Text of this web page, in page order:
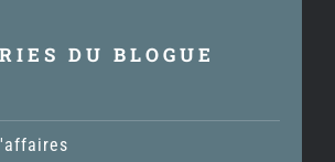
DU BLOGUE